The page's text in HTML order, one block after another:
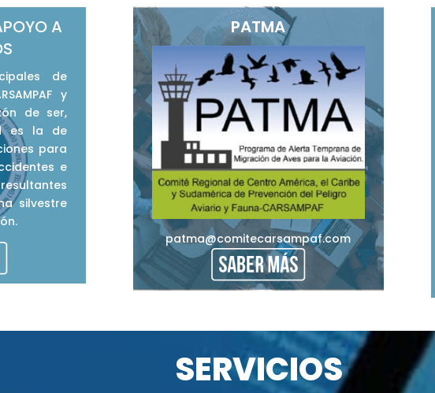
A
de
y
de ser,
es la de
para
e
silvestre
PATMA
patma@comitecarsampaf.com
SERVICIOS